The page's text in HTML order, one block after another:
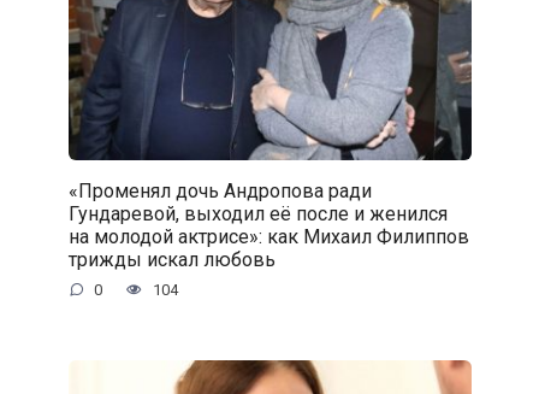
«Променял дочь Андропова ради
Гундаревой, выходил её после и женился
на молодой актрисе»: как Михаил Филиппов
трижды искал любовь
0 104